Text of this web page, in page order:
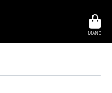
MAND